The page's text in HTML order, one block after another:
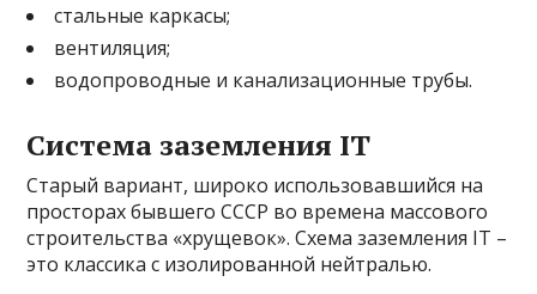
стальные каркасы;
вентиляция;
водопроводные и канализационные трубы.
Система заземления IT
Старый вариант, широко использовавшийся на
просторах бывшего СССР во времена массового
строительства «хрущевок». Схема заземления IT –
это классика с изолированной нейтралью.